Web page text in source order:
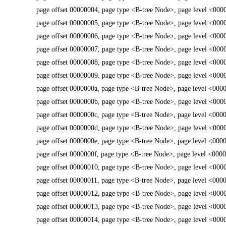
page offset 00000004, page type <B-tree Node>, page level
page offset 00000005, page type <B-tree Node>, page level
page offset 00000006, page type <B-tree Node>, page level
page offset 00000007, page type <B-tree Node>, page level
page offset 00000008, page type <B-tree Node>, page level
page offset 00000009, page type <B-tree Node>, page level
page offset 0000000a, page type <B-tree Node>, page level
page offset 0000000b, page type <B-tree Node>, page level
page offset 0000000c, page type <B-tree Node>, page level
page offset 0000000d, page type <B-tree Node>, page level
page offset 0000000e, page type <B-tree Node>, page level
page offset 0000000f, page type <B-tree Node>, page level
page offset 00000010, page type <B-tree Node>, page level
page offset 00000011, page type <B-tree Node>, page level
page offset 00000012, page type <B-tree Node>, page level
page offset 00000013, page type <B-tree Node>, page level
page offset 00000014, page type <B-tree Node>, page level